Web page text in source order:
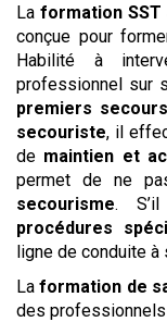
Laformation SST
conçue pour
Habilité à
professionnel sur
premiers secours
secouriste, il
de maintien et
permet de ne
secourisme.
procédures
ligne de conduite à
Laformation de
des